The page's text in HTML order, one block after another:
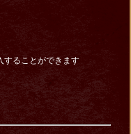
ることができます